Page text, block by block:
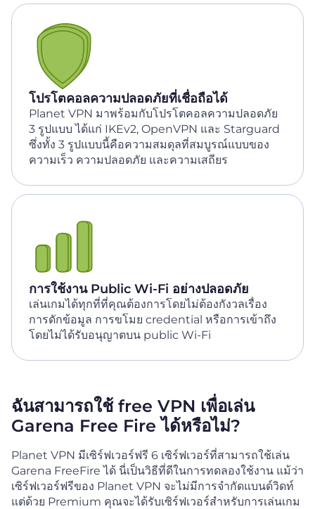
โปรโตคอลความปลอดภัยที่เชื่อถือได้
Planet VPN มาพร้อมกับโปรโตคอลความปลอดภัย
3 รูปแบบ ได้แก่ IKEv2, OpenVPN และ Starguard
ซึ่งทั้ง 3 รูปแบบนี้คือความสมดุลที่สมบูรณ์แบบของ
ความเร็ว ความปลอดภัย และความเสถียร
การใช้งาน Public Wi-Fi อย่างปลอดภัย
เล่นเกมได้ทุกที่ที่คุณต้องการโดยไม่ต้องกังวลเรื่อง
การดักข้อมูล การขโมย credential หรือการเข้าถึง
โดยไม่ได้รับอนุญาตบน public Wi-Fi
ฉันสามารถใช้ free VPN เพื่อเล่น
Garena Free Fire ได้หรือไม่?
Planet VPN มีเซิร์ฟเวอร์ฟรี 6 เซิร์ฟเวอร์ที่สามารถใช้เล่น
Garena FreeFire ได้ นี่เป็นวิธีที่ดีในการทดลองใช้งาน แม้ว่า
เซิร์ฟเวอร์ฟรีของ Planet VPN จะไม่มีการจำกัดแบนด์วิดท์
แต่ด้วย Premium คุณจะได้รับเซิร์ฟเวอร์สำหรับการเล่นเกม